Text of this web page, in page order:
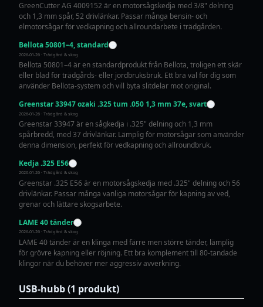
GreenCutter AG 4009152 är en motorsågskedja med 3/8" delning
och 1,3 mm spår, 52 drivlänkar. Passar många bensin- och
elmotorsågar för vedkapning och allroundarbete i trädgården.
Bellota 50801–4, standard
2026-01-26 · Trädgård & skog
Bellota 50801–4 är en standardprodukt från Bellota, troligen ett skär
eller blad för trädgårds- eller jordbruksbruk. Ett bra val för dig som
använder Bellota-system och vill byta slitdelar mot original.
Greenstar 33947 ozaki .325 tum .050 1,3 mm 37e, svart
2026-01-26 · Trädgård & skog
Greenstar 33947 är en sågkedja i .325" delning och 1,3 mm
spårbredd, med 37 drivlänkar. Lämplig för motorsågar som använder
denna dimension, perfekt för vedkapning och allroundbruk.
Kedja .325 E56
2026-01-26 · Trädgård & skog
Greenstar .325 E56 är en motorsågskedja med .325" delning och 56
drivlänkar. Passar många vanliga motorsågar för kapning av ved,
grenar och lättare skogsarbete.
LAME 40 tänder
2026-01-26 · Trädgård & skog
LAME 40 tänder är en klinga med färre men större tänder, lämplig
för grövre kapning eller röjning. Ett bra komplement till 80-tandade
klingor när du behöver mer aggressiv avverkning.
USB-hubb (1 produkt)